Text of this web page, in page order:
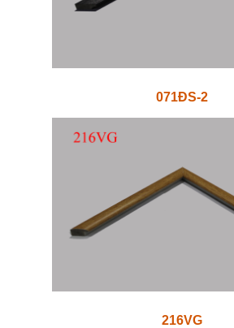
071ĐS-2
216VG